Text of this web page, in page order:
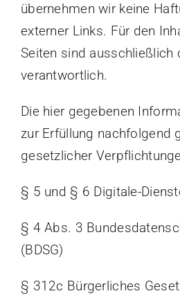
übernehmen wir keine
externer Links. Für den
Seiten sind ausschließlich
verantwortlich.
Die hier gegebenen
zur Erfüllung nachfolgend
gesetzlicher
§ 5 und § 6 Digitale-
§ 4 Abs. 3
(BDSG)
§ 312c Bürgerliches